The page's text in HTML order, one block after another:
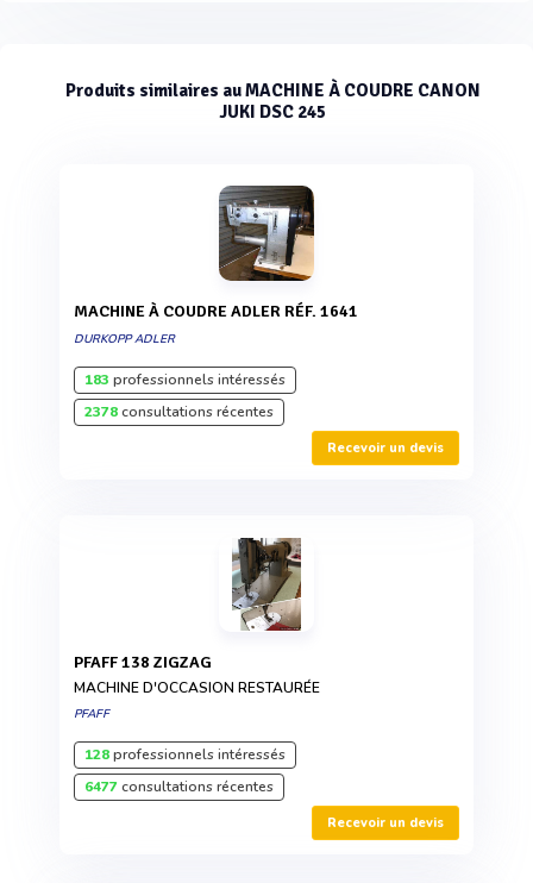
Produits similaires au MACHINE À COUDRE CANON
JUKI DSC 245
MACHINE À COUDRE ADLER RÉF. 1641
DURKOPP ADLER
183 professionnels intéressés
2378consultations récentes
Recevoir un devis
PFAFF 138 ZIGZAG
MACHINE D'OCCASION RESTAURÉE
PFAFF
128professionnels intéressés
6477consultations récentes
Recevoir un devis